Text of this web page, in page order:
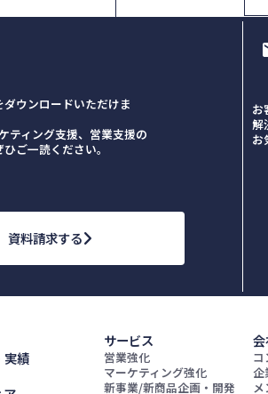
ウンロードいただけま
ティング支援、営業支援の
ご一読ください。
資料請求する
お
解
お
実績
サービス
営業強化
マーケティング強化
新事業/新商品企画・開発
コ
企